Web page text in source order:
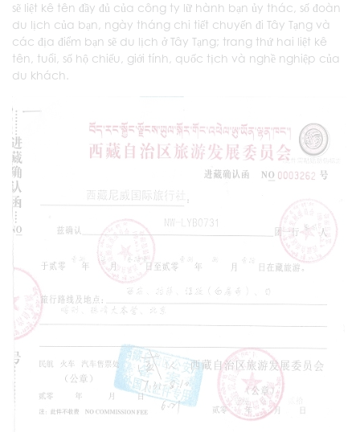
sẽ liệt kê tên đầy đủ của công ty lữ hành bạn ủy thác, số đoàn
du lịch của bạn, ngày tháng chi tiết chuyến đi Tây Tạng và
các địa điểm bạn sẽ du lịch ở Tây Tạng; trang thứ hai liệt kê
tên, tuổi, số hộ chiếu, giới tính, quốc tịch và nghề nghiệp của
du khách.